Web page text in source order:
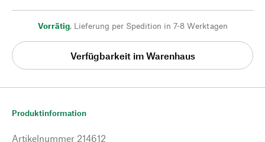
Vorrätig, Lieferung per Spedition in 7-8 Werktagen
Verfügbarkeit im Warenhaus
Produktinformation
Artikelnummer 214612